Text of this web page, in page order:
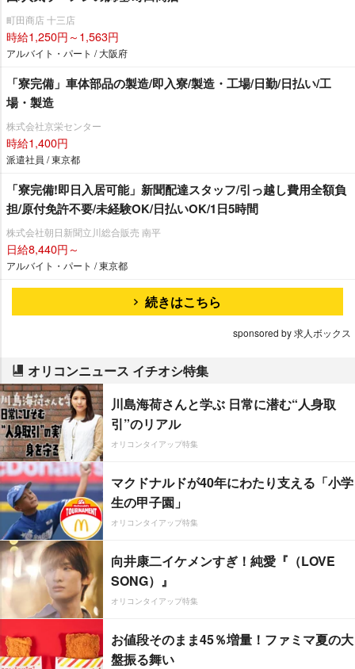
町田商店 十三店
時給1,250円～1,563円
アルバイト・パート / 大阪府
「寮完備」車体部品の製造/即入寮/製造・工場/日勤/日払い/工
場・製造
株式会社京栄センター
時給1,400円
派遣社員 / 東京都
「寮完備!即日入居可能」新聞配達スタッフ/引っ越し費用全額負
担/原付免許不要/未経験OK/日払いOK/1日5時間
株式会社朝日新聞立川総合販売 南平
日給8,440円～
アルバイト・パート / 東京都
続きはこちら
sponsored by 求人ボックス
オリコンニュース イチオシ特集
川島海荷さんと学ぶ 日常に潜む“人身取
引”のリアル
オリコンタイアップ特集
マクドナルドが40年にわたり支える「小学
生の甲子園」
オリコンタイアップ特集
向井康二イケメンすぎ！純愛『（LOVE
SONG）』
オリコンタイアップ特集
お値段そのまま45％増量！ファミマ夏の大
盤振る舞い